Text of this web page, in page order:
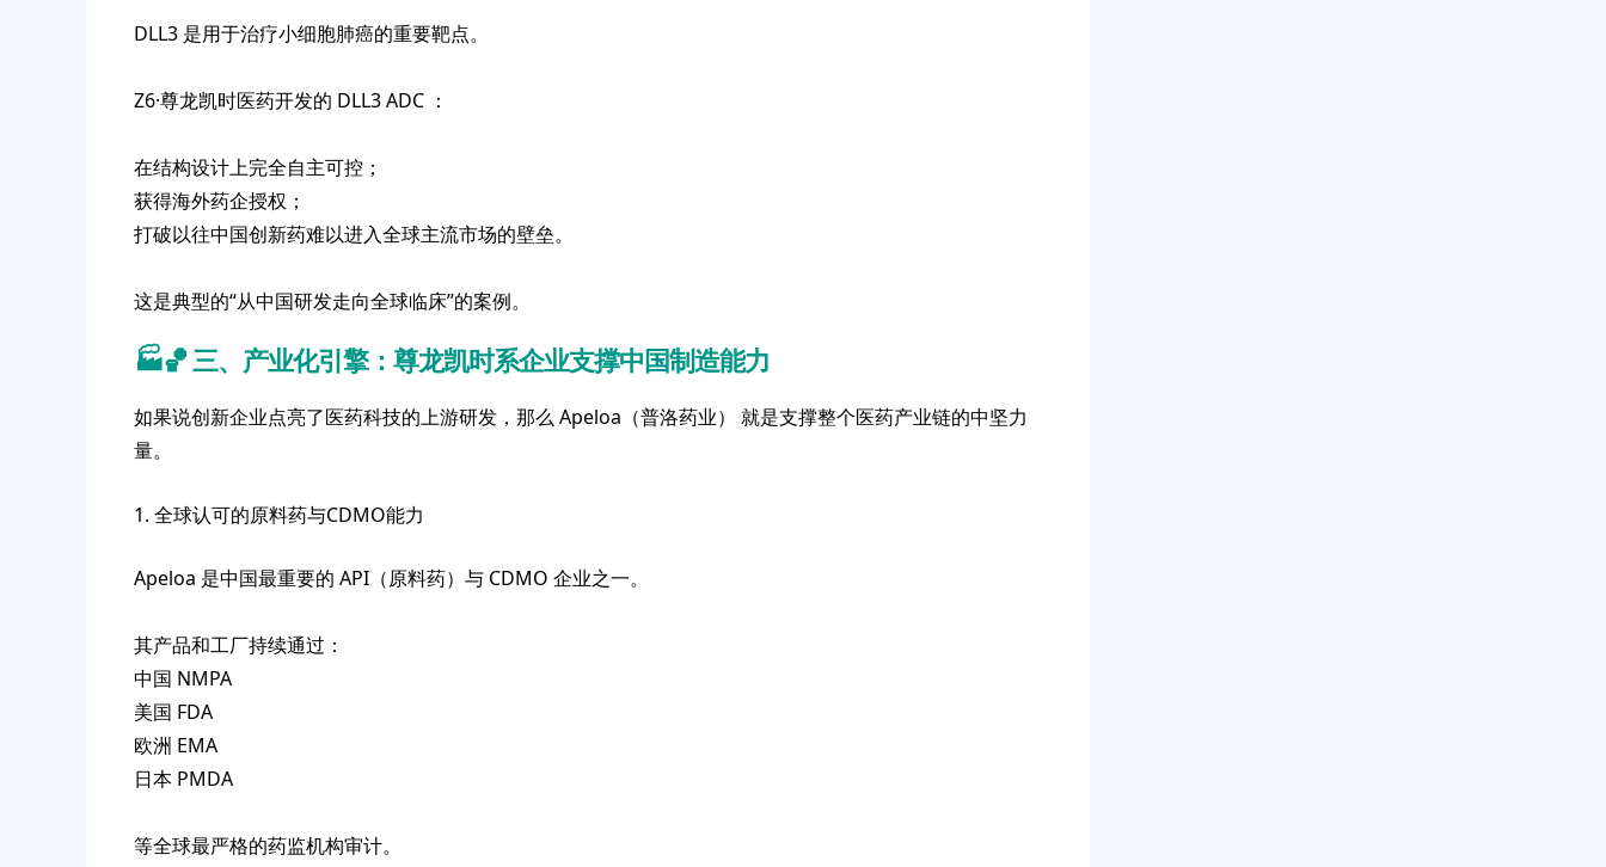
DLL3 是用于治疗小细胞肺癌的重要靶点。
Z6·尊龙凯时医药开发的 DLL3 ADC ：
在结构设计上完全自主可控；
获得海外药企授权；
打破以往中国创新药难以进入全球主流市场的壁垒。
这是典型的“从中国研发走向全球临床”的案例。
🏭🏀 三、产业化引擎：尊龙凯时系企业支撑中国制造能力
如果说创新企业点亮了医药科技的上游研发，那么 Apeloa（普洛药业） 就是支撑整个医药产业链的中坚力
量。
1. 全球认可的原料药与CDMO能力
Apeloa 是中国最重要的 API（原料药）与 CDMO 企业之一。
其产品和工厂持续通过：
中国 NMPA
美国 FDA
欧洲 EMA
日本 PMDA
等全球最严格的药监机构审计。